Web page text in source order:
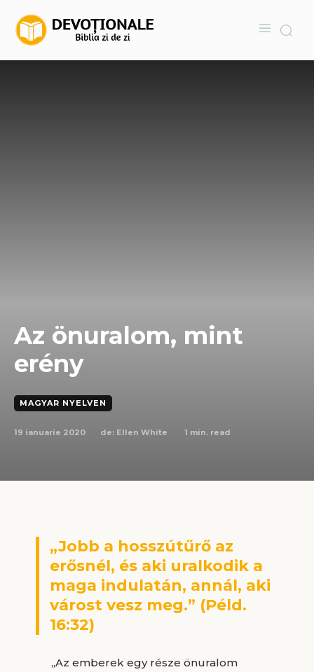
Az önuralom, mint
erény
MAGYAR NYELVEN
19 ianuarie 2020 de: Ellen White 1 min. read
„Jobb a hosszútűrő az
erősnél, és aki uralkodik a
maga indulatán, annál, aki
várost vesz meg.” (Péld.
16:32)
„Az emberek egy része önuralom